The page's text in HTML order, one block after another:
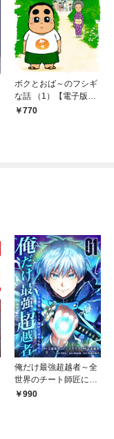
ボクとおば～のフシギ
な話 （1）【電子版特
典付き】
770
俺だけ最強超越者～全
世界のチート師匠に認
められた～【単行本】
990